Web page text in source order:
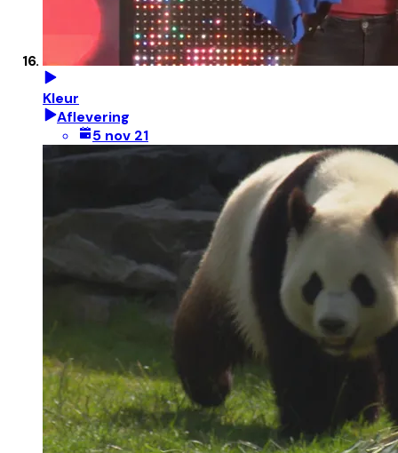
Kleur
Aflevering
5 nov 21